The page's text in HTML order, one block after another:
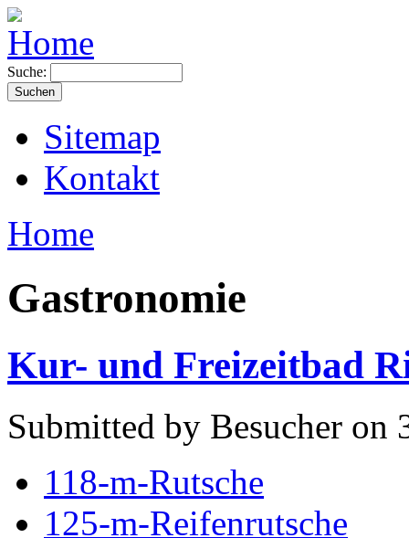
Suche:
Sitemap
Kontakt
Home
Gastronomie
Kur- und Freizeitbad
Submitted by Besucher on
118-m-Rutsche
125-m-Reifenrutsche